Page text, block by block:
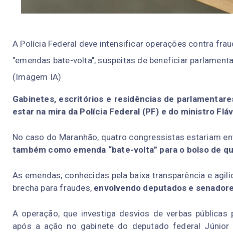
A Polícia Federal deve intensificar operações contra
"emendas bate-volta", suspeitas de beneficiar
(Imagem IA)
Gabinetes, escritórios e residências de
estar na mira da Polícia Federal (PF) e do ministro
No caso do Maranhão, quatro congressistas estariam
também como emenda “bate-volta” para o bolso de
As emendas, conhecidas pela baixa transparência e
brecha para fraudes, envolvendo deputados e
A operação, que investiga desvios de verbas
após a ação no gabinete do deputado federal Júnior